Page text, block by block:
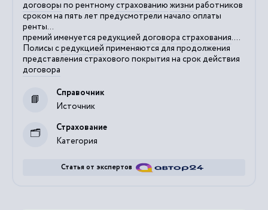
договоры по рентномустрахованию жизни работников
сроком на пять лет предусмотрели начало оплаты
ренты...
премий именуется редукцией договора страхования....
Полисы средукциейприменяются для продолжения
представления страхового покрытия на срок действия
договора
Источник
Справочник
Категория
Страхование
Статья от экспертов